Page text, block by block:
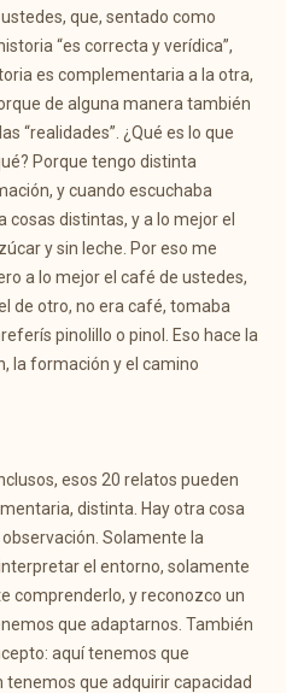
que, sentado como
“es correcta y verídica”,
es complementaria a la otra,
de alguna manera también
“realidades”. ¿Qué es lo que
Porque tengo distinta
y cuando escuchaba
cosas distintas, y a lo mejor el
y sin leche. Por eso me
a lo mejor el café de ustedes,
de otro, no era café, tomaba
pinolillo o pinol. Eso hace la
la formación y el camino
esos 20 relatos pueden
distinta. Hay otra cosa
Solamente la
el entorno, solamente
comprenderlo, y reconozco un
que adaptarnos. También
aquí tenemos que
que adquirir capacidad